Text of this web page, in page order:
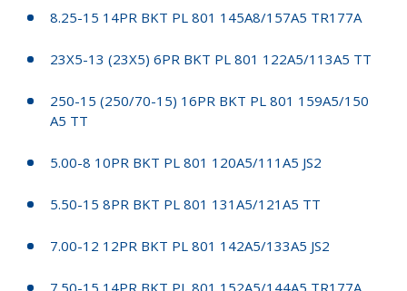
8.25-15 14PR BKT PL 801 145A8/157A5 TR177A
23X5-13 (23X5) 6PR BKT PL 801 122A5/113A5 TT
250-15 (250/70-15) 16PR BKT PL 801 159A5/150
A5 TT
5.00-8 10PR BKT PL 801 120A5/111A5 JS2
5.50-15 8PR BKT PL 801 131A5/121A5 TT
7.00-12 12PR BKT PL 801 142A5/133A5 JS2
7.50-15 14PR BKT PL 801 152A5/144A5 TR177A